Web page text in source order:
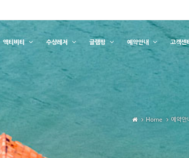
액티비티 수상레저 글램핑 예약안내 고객센
Home 예약안